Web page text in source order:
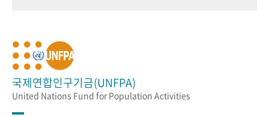
국제연합인구기금(UNFPA)
United Nations Fund for Population Activities